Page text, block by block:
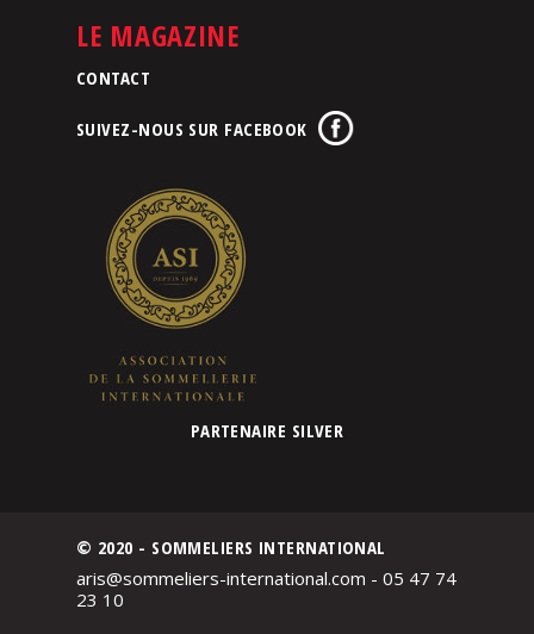
LE MAGAZINE
CONTACT
SUIVEZ-NOUS SUR FACEBOOK
PARTENAIRE SILVER
© 2020 - SOMMELIERS INTERNATIONAL
aris@sommeliers-international.com - 05 47 74
23 10